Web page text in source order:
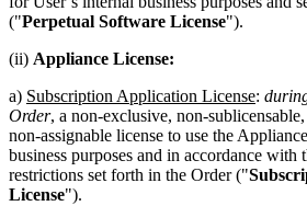
("Perpetual Software License").
(ii) Appliance License:
a) Subscription Application License:
Order, a non-exclusive, non-
non-assignable license to use the
business purposes and in accordance with
restrictions set forth in the Order ("
License").